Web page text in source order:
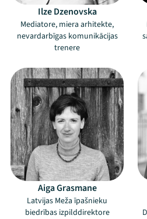
Ilze Dzenovska
Mediatore, miera arhitekte,
nevardarbīgas komunikācijas
trenere
Aiga Grasmane
Latvijas Meža īpašnieku
biedrības izpilddirektore